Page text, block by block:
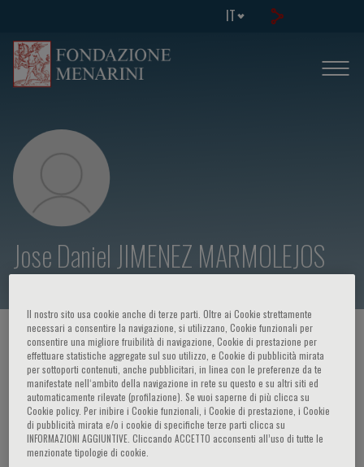
IT
Jose Daniel JIMENEZ MARMOLEJOS
HOME PAGE / CORSI ED EVENTI / RELATORE
Jose Daniel JIMENEZ MARMOLEJOS
Il nostro sito usa cookie anche di terze parti. Oltre ai Cookie strettamente
necessari a consentire la navigazione, si utilizzano, Cookie funzionali per
consentire una migliore fruibilità di navigazione, Cookie di prestazione per
effettuare statistiche aggregate sul suo utilizzo, e Cookie di pubblicità mirata
per sottoporti contenuti, anche pubblicitari, in linea con le preferenze da te
manifestate nell‘ambito della navigazione in rete su questo e su altri siti ed
automaticamente rilevate (profilazione). Se vuoi saperne di più clicca su
Cookie policy. Per inibire i Cookie funzionali, i Cookie di prestazione, i Cookie
di pubblicità mirata e/o i cookie di specifiche terze parti clicca su
INFORMAZIONI AGGIUNTIVE. Cliccando ACCETTO acconsenti all’uso di tutte le
menzionate tipologie di cookie.